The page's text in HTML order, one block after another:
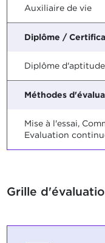
Auxiliaire de vie
Diplôme /
Diplôme
Méthodes
Mise à l'essai,
Evaluation
Grille